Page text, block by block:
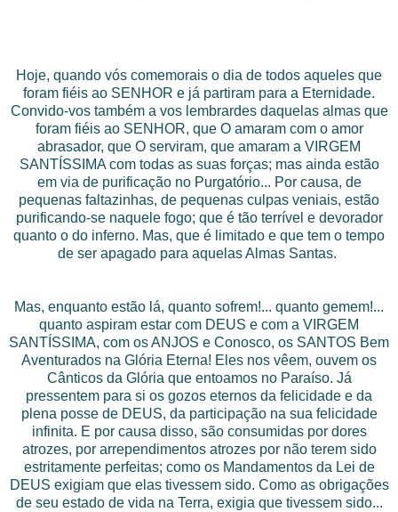
Hoje, quando vós comemorais o dia de todos aqueles que
foram fiéis ao SENHOR e já partiram para a Eternidade.
Convido-vos também a vos lembrardes daquelas almas que
foram fiéis ao SENHOR, que O amaram com o amor
abrasador, que O serviram, que amaram a VIRGEM
SANTÍSSIMA com todas as suas forças; mas ainda estão
em via de purificação no Purgatório... Por causa, de
pequenas faltazinhas, de pequenas culpas veniais, estão
purificando-se naquele fogo; que é tão terrível e devorador
quanto o do inferno. Mas, que é limitado e que tem o tempo
de ser apagado para aquelas Almas Santas.
Mas, enquanto estão lá, quanto sofrem!... quanto gemem!...
quanto aspiram estar com DEUS e com a VIRGEM
SANTÍSSIMA, com os ANJOS e Conosco, os SANTOS Bem
Aventurados na Glória Eterna! Eles nos vêem, ouvem os
Cânticos da Glória que entoamos no Paraíso. Já
pressentem para si os gozos eternos da felicidade e da
plena posse de DEUS, da participação na sua felicidade
infinita. E por causa disso, são consumidas por dores
atrozes, por arrependimentos atrozes por não terem sido
estritamente perfeitas; como os Mandamentos da Lei de
DEUS exigiam que elas tivessem sido. Como as obrigações
de seu estado de vida na Terra, exigia que tivessem sido...